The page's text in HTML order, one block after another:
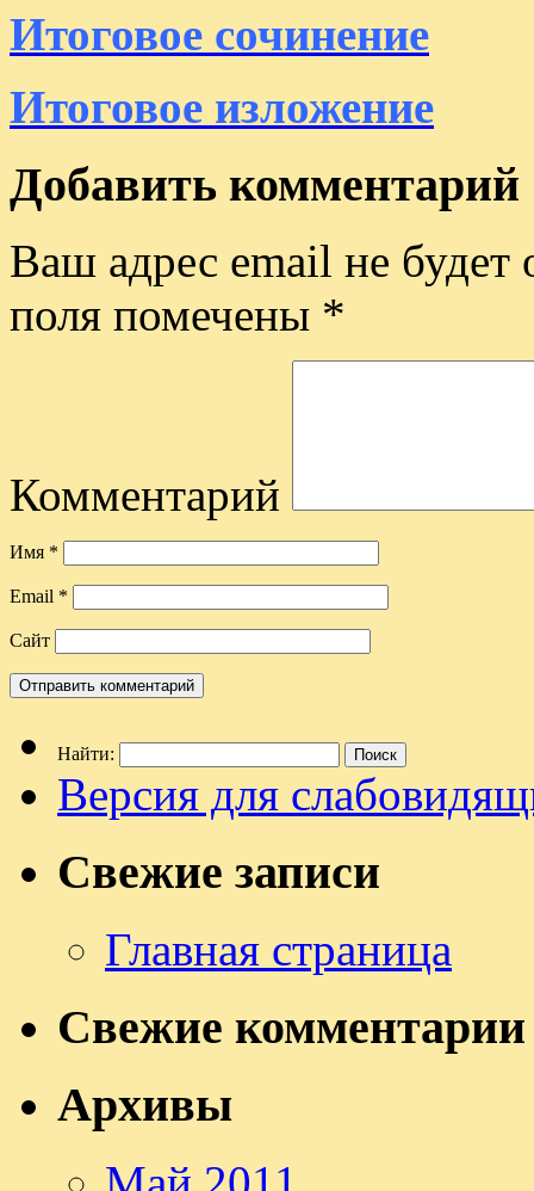
Итоговое сочинение
Итоговое изложение
Добавить комментарий
Ваш адрес email не будет
поля помечены *
Комментарий
Имя *
Email *
Сайт
Найти:
Версия для
Свежие записи
Главная страница
Свежие комментарии
Архивы